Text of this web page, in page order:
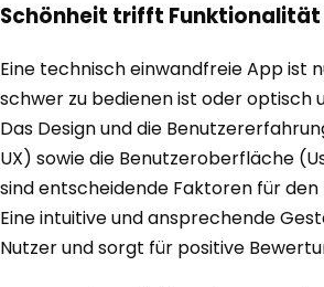
Schönheit trifft Funktionalität
Eine technisch einwandfreie App ist
schwer zu bedienen ist oder optisch
Das Design und die
UX) sowie die Benutzeroberfläche
sind entscheidende Faktoren für den
Eine intuitive und ansprechende
Nutzer und sorgt für positive